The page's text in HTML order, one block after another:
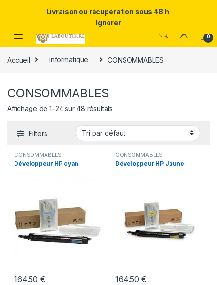
puissance et l'élégance du Samsung Galaxy S25 Ultra à prix réduit.
0
Accueil informatique CONSOMMABLES
CONSOMMABLES
Affichage de 1–24 sur 48 résultats
Filters
CONSOMMABLES
Développeur HP cyan
164.50€
CONSOMMABLES
Développeur HP Jaune
164.50€
Livraison ou récupération sous 48 h.
Ignorer